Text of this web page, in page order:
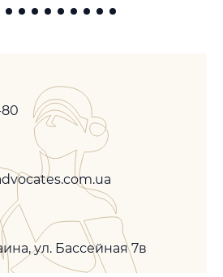
не допустить или
возможности повторного
существу, однако допускает…
ул. Бассейная 7в